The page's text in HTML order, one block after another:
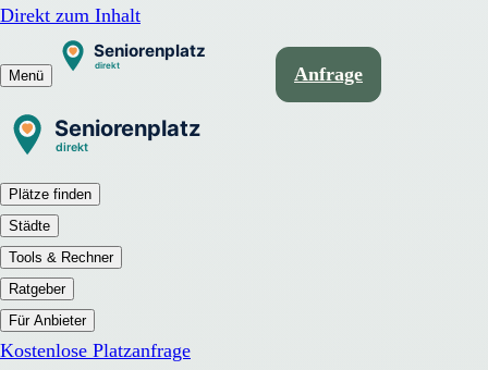
Direkt zum Inhalt
Menü Anfrage
Plätze finden
Städte
Tools & Rechner
Ratgeber
Für Anbieter
Kostenlose Platzanfrage